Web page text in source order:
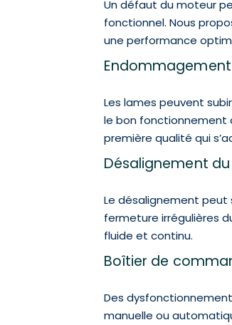
Un défaut du moteur
fonctionnel. Nous
une performance
Les lames peuvent
le bon fonctionnement
première qualité qui
Désalignement
Le désalignement peut
fermeture irrégulières
fluide et continu.
Boîtier de
Des
manuelle ou